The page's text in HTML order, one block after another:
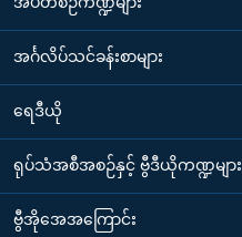
အင်္ဂလိပ်သင်ခန်းစာများ
ရေဒီယို
ရုပ်သံအစီအစဉ်နှင့် ဗွီဒီယိုကဏ္ဍများ
ဗွီအိုအေအကြောင်း